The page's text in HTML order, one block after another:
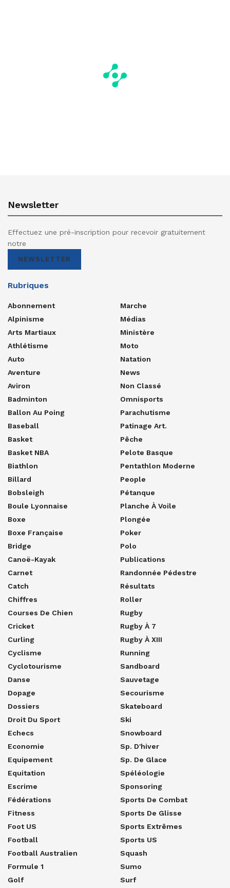
Newsletter
Effectuez une pré-inscription pour recevoir gratuitement
notre
NEWSLETTER
Rubriques
Abonnement
Alpinisme
Arts Martiaux
Athlétisme
Auto
Aventure
Aviron
Badminton
Ballon Au Poing
Baseball
Basket
Basket NBA
Biathlon
Billard
Bobsleigh
Boule Lyonnaise
Boxe
Boxe Française
Bridge
Canoë-Kayak
Carnet
Catch
Chiffres
Courses De Chien
Cricket
Curling
Cyclisme
Cyclotourisme
Danse
Dopage
Dossiers
Droit Du Sport
Echecs
Economie
Equipement
Equitation
Escrime
Fédérations
Fitness
Foot US
Football
Football Australien
Formule 1
Golf
Marche
Médias
Ministère
Moto
Natation
News
Non Classé
Omnisports
Parachutisme
Patinage Art.
Pêche
Pelote Basque
Pentathlon Moderne
People
Pétanque
Planche À Voile
Plongée
Poker
Polo
Publications
Randonnée Pédestre
Résultats
Roller
Rugby
Rugby À 7
Rugby À XIII
Running
Sandboard
Sauvetage
Secourisme
Skateboard
Ski
Snowboard
Sp. D'hiver
Sp. De Glace
Spéléologie
Sponsoring
Sports De Combat
Sports De Glisse
Sports Extrêmes
Sports US
Squash
Sumo
Surf